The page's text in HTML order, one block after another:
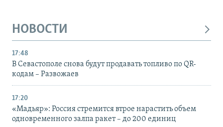
НОВОСТИ
17:48
В Севастополе снова будут продавать топливо по QR-
кодам – Развожаев
17:20
«Мадьяр»: Россия стремится втрое нарастить объем
одновременного залпа ракет – до 200 единиц